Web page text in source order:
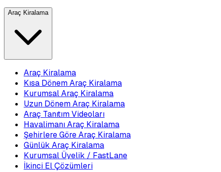
Araç Kiralama
Araç Kiralama
Kısa Dönem Araç Kiralama
Kurumsal Araç Kiralama
Uzun Dönem Araç Kiralama
Araç Tanıtım Videoları
Havalimanı Araç Kiralama
Şehirlere Göre Araç Kiralama
Günlük Araç Kiralama
Kurumsal Üyelik / FastLane
İkinci El Çözümleri